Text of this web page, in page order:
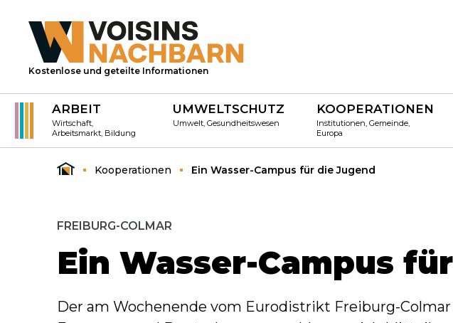
Kostenlose und geteilte Informationen
ARBEIT
Wirtschaft,
Arbeitsmarkt, Bildung
UMWELTSCHUTZ
Umwelt, Gesundheitswesen
KOOPERATIONEN
Institutionen, Gemeinde,
Europa
Kooperationen Ein Wasser-Campus für die Jugend
FREIBURG-COLMAR
Ein Wasser-Campus
Der am Wochenende vom Eurodistrikt Freiburg-